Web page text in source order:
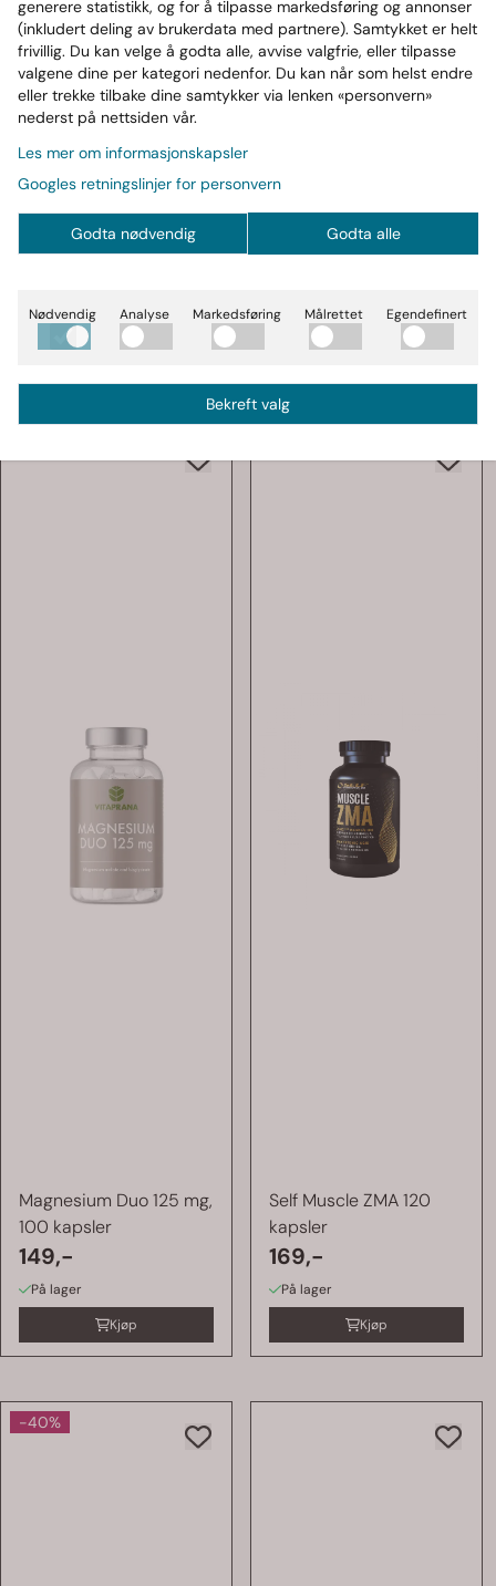
I motsetning til mange andre aminosyrer har glysin en
naturlig søt smak. Det gjør produktet enkelt å blande i
både kalde og varme drikker, som vann eller urtete, uten
å påvirke smaken negativt.
Velg Glycine 400 g i dag | gjør glysin til en naturlig
del av hverdagsrutinen.
Produsent
Ofte kjøp sammen med
Magnesium Duo 125 mg,
100 kapsler
149,-
På lager
Kjøp
Self Muscle ZMA 120
kapsler
169,-
På lager
Kjøp
-40%
generere statistikk, og for å tilpasse markedsføring og annonser
(inkludert deling av brukerdata med partnere). Samtykket er helt
frivillig. Du kan velge å godta alle, avvise valgfrie, eller tilpasse
valgene dine per kategori nedenfor. Du kan når som helst endre
eller trekke tilbake dine samtykker via lenken «personvern»
nederst på nettsiden vår.
Les mer om informasjonskapsler
Googles retningslinjer for personvern
Godta nødvendig Godta alle
Nødvendig Analyse Markedsføring Målrettet Egendefinert
Bekreft valg